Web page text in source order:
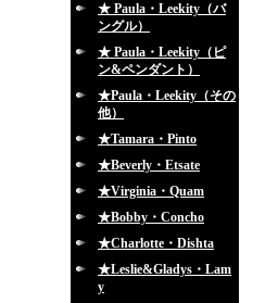
★ Paula・Leekity（バ
ングル）
★ Paula・Leekity（ピ
ン&ペンダント）
★Paula・Leekity（その
他）
★Tamara・Pinto
★Beverly・Etsate
★Virginia・Quam
★Bobby・Concho
★Charlotte・Dishta
★Leslie&Gladys・Lam
y